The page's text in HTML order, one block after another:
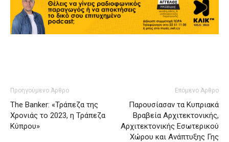
Προηγούμενο Άρθρο
The Banker: «Τράπεζα της
Χρονιάς το 2023, η Τράπεζα
Κύπρου»
Επόμενο Άρθρο
Παρουσίασαν τα Κυπριακά
Βραβεία Αρχιτεκτονικής,
Αρχιτεκτονικής Εσωτερικού
Χώρου και Ανάπτυξης Γης